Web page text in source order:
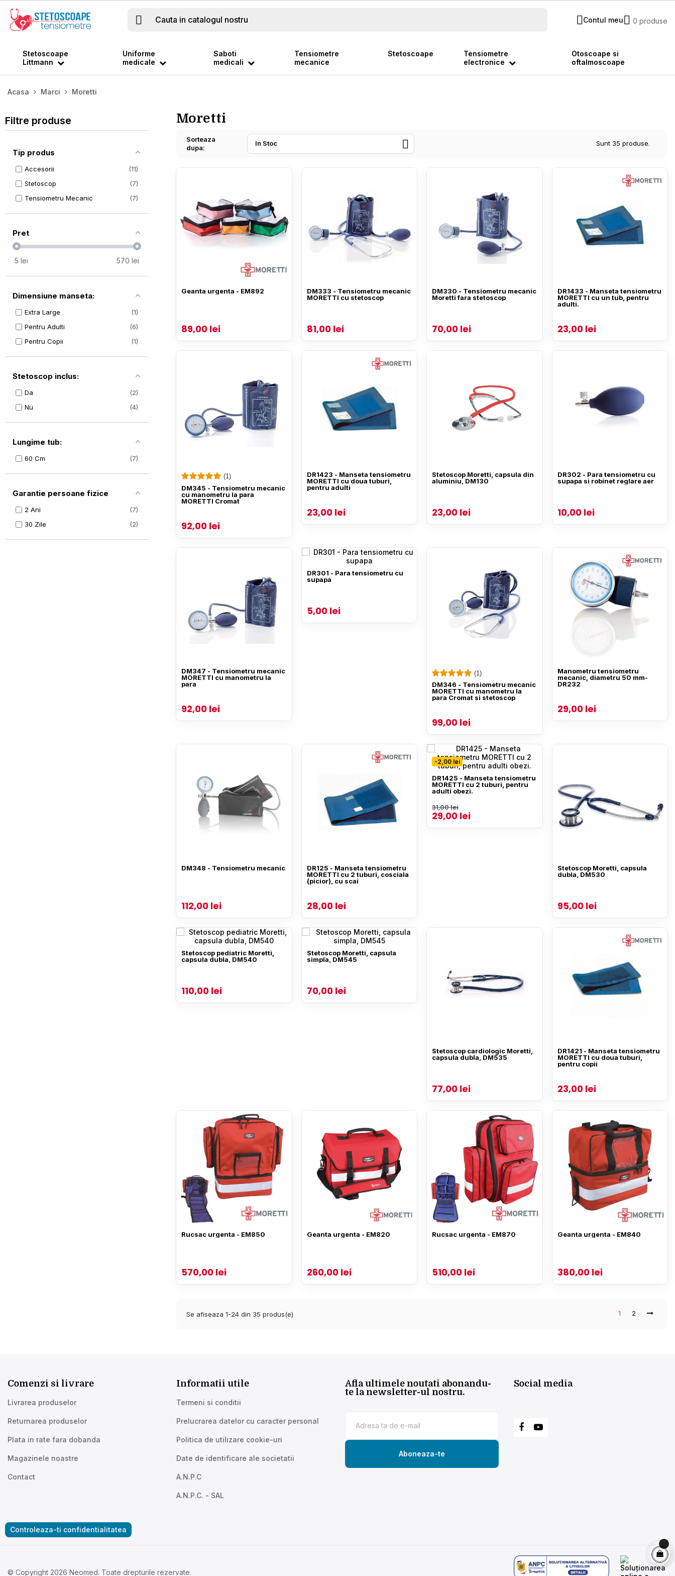
 Contul meu 0 produse
Stetoscoape
Littmann
Uniforme
medicale
Saboti
medicali
Tensiometre
mecanice
Stetoscoape
Tensiometre
electronice
Otoscoape si
oftalmoscoape
Acasa Marci Moretti
Filtre produse
Tip produs
Accesorii
11
Stetoscop
7
Tensiometru Mecanic
7
Pret
5 lei 570 lei
Dimensiune manseta:
Extra Large
1
Pentru Adulti
6
Pentru Copii
1
Stetoscop inclus:
Da
2
Nu
4
Lungime tub:
60 Cm 7
Garantie persoane fizice
2 Ani
7
30 Zile
2
Moretti
Sorteaza
dupa:
In Stoc  Sunt 35 produse.
Geanta urgenta - EM892
89,00 lei
DM333 - Tensiometru mecanic
MORETTI cu stetoscop
81,00 lei
DM330 - Tensiometru mecanic
Moretti fara stetoscop
70,00 lei
DR1433 - Manseta tensiometru
MORETTI cu un tub, pentru
adulti.
23,00 lei
(1)
DM345 - Tensiometru mecanic
cu manometru la para
MORETTI Cromat
92,00 lei
DR1423 - Manseta tensiometru
MORETTI cu doua tuburi,
pentru adulti
23,00 lei
Stetoscop Moretti, capsula din
aluminiu, DM130
23,00 lei
DR302 - Para tensiometru cu
supapa si robinet reglare aer
10,00 lei
DM347 - Tensiometru mecanic
MORETTI cu manometru la
para
92,00 lei
DR301 - Para tensiometru cu
supapa
5,00 lei
(1)
DM346 - Tensiometru mecanic
MORETTI cu manometru la
para Cromat si stetoscop
99,00 lei
Manometru tensiometru
mecanic, diametru 50 mm-
DR232
29,00 lei
DM348 - Tensiometru mecanic
112,00 lei
DR125 - Manseta tensiometru
MORETTI cu 2 tuburi, cosciala
(picior), cu scai
28,00 lei
-2,00 lei
DR1425 - Manseta tensiometru
MORETTI cu 2 tuburi, pentru
adulti obezi.
31,00 lei
29,00 lei
Stetoscop Moretti, capsula
dubla, DM530
95,00 lei
Stetoscop pediatric Moretti,
capsula dubla, DM540
110,00 lei
Stetoscop Moretti, capsula
simpla, DM545
70,00 lei
Stetoscop cardiologic Moretti,
capsula dubla, DM535
77,00 lei
DR1421 - Manseta tensiometru
MORETTI cu doua tuburi,
pentru copii
23,00 lei
Rucsac urgenta - EM850
570,00 lei
Geanta urgenta - EM820
260,00 lei
Rucsac urgenta - EM870
510,00 lei
Geanta urgenta - EM840
380,00 lei
Se afiseaza 1-24 din 35 produs(e) 1 2
Comenzi si livrare
Livrarea produselor
Returnarea produselor
Plata in rate fara dobanda
Magazinele noastre
Contact
Informatii utile
Termeni si conditii
Prelucrarea datelor cu caracter personal
Politica de utilizare cookie-uri
Date de identificare ale societatii
A.N.P.C
A.N.P.C. - SAL
Afla ultimele noutati abonandu-
te la newsletter-ul nostru.
Aboneaza-te
Social media
Controleaza-ti confidentialitatea
© Copyright 2026 Neomed. Toate drepturile rezervate.